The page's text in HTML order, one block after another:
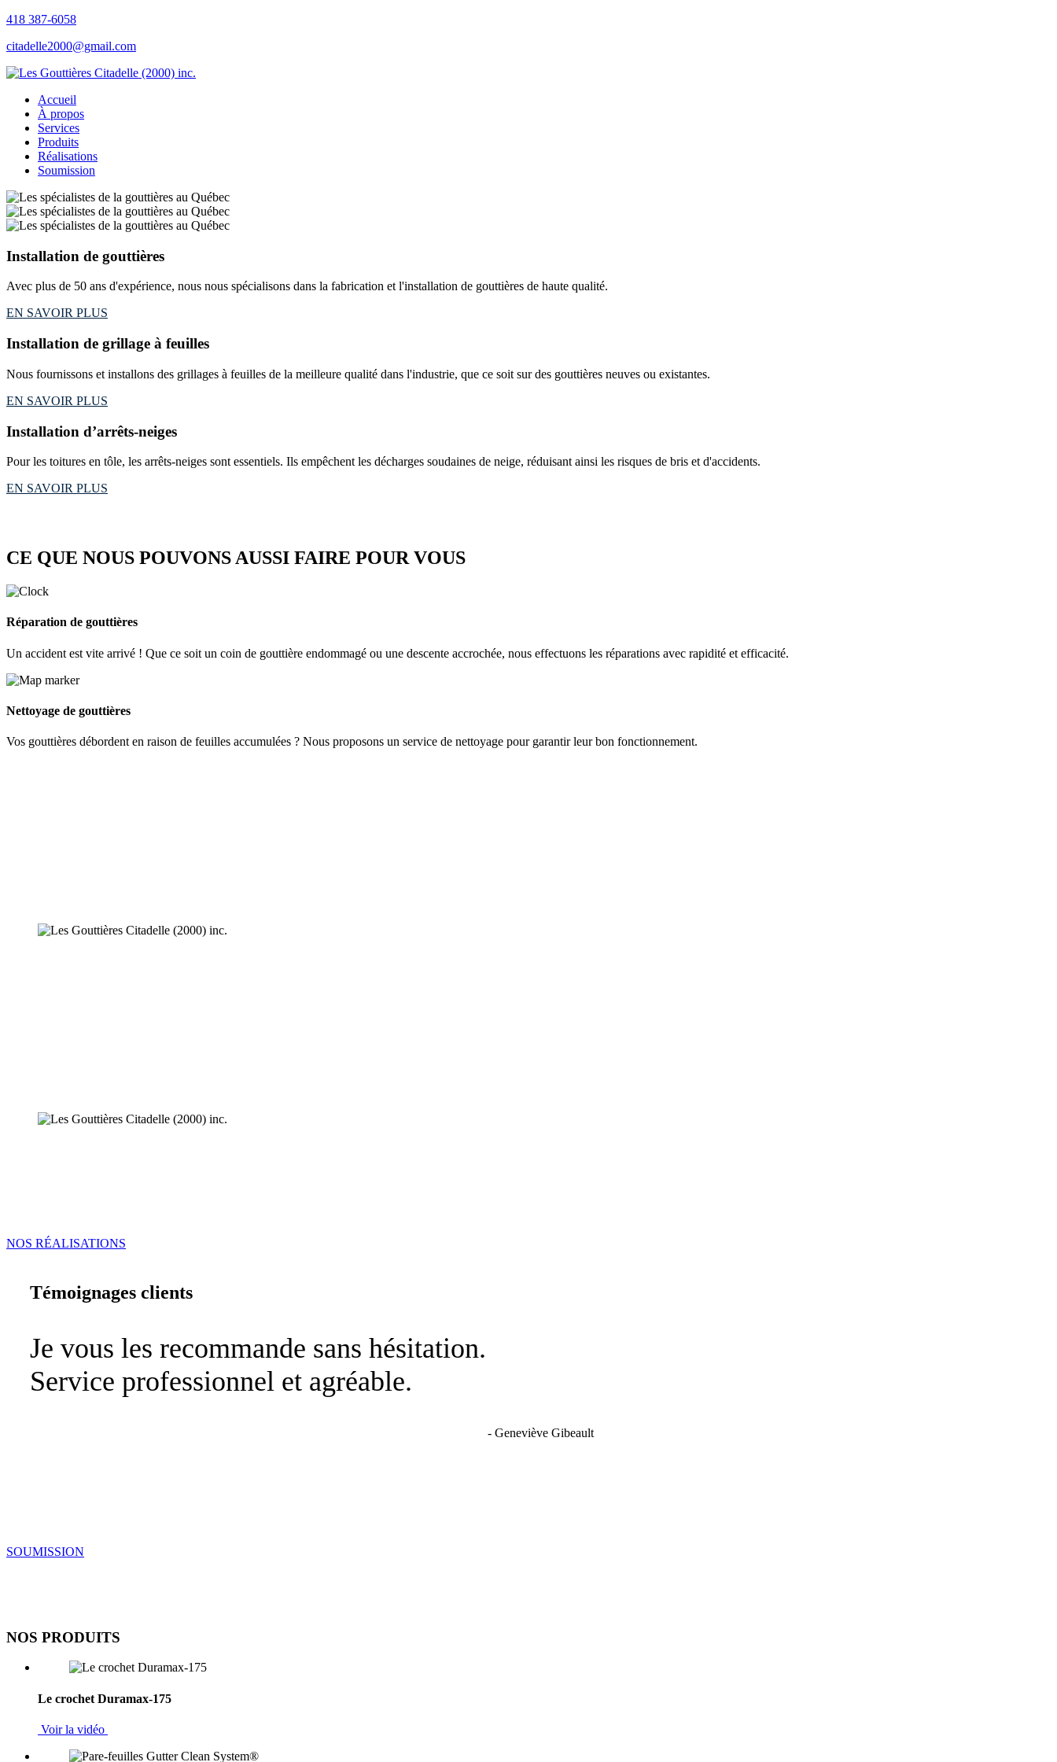
418 387-6058
citadelle2000@gmail.com
Accueil
À propos
Services
Produits
Réalisations
Soumission
Installation de gouttières
Avec plus de 50 ans d'expérience, nous nous spécialisons dans la fabrication et l'installation de gouttières de haute qualité.
EN SAVOIR PLUS
Installation de grillage à feuilles
Nous fournissons et installons des grillages à feuilles de la meilleure qualité dans l'industrie, que ce soit sur des gouttières neuves ou existantes.
EN SAVOIR PLUS
Installation d’arrêts-neiges
Pour les toitures en tôle, les arrêts-neiges sont essentiels. Ils empêchent les décharges soudaines de neige, réduisant ainsi les risques de bris et d'accidents.
EN SAVOIR PLUS
CE QUE NOUS POUVONS AUSSI FAIRE POUR VOUS
Réparation de gouttières
Un accident est vite arrivé ! Que ce soit un coin de gouttière endommagé ou une descente accrochée, nous effectuons les réparations avec rapidité et efficacité.
Nettoyage de gouttières
Vos gouttières débordent en raison de feuilles accumulées ? Nous proposons un service de nettoyage pour garantir leur bon fonctionnement.
NOS RÉALISATIONS
Témoignages clients
Je vous les recommande sans hésitation.
Service professionnel et agréable.
- Geneviève Gibeault
SOUMISSION
NOS PRODUITS
Le crochet Duramax-175
Voir la vidéo